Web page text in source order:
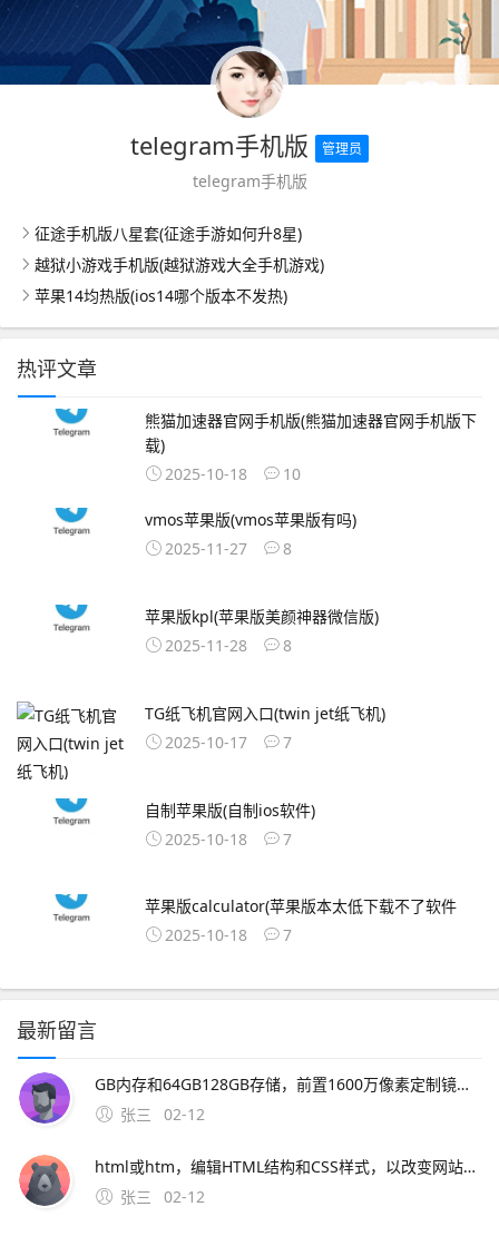
telegram手机版 管理员
telegram手机版
征途手机版八星套(征途手游如何升8星)
越狱小游戏手机版(越狱游戏大全手机游戏)
苹果14均热版(ios14哪个版本不发热)
热评文章
熊猫加速器官网手机版(熊猫加速器官网手机版下
载)
2025-10-18
10
vmos苹果版(vmos苹果版有吗)
2025-11-27
8
苹果版kpl(苹果版美颜神器微信版)
2025-11-28
8
TG纸飞机官网入口(twin jet纸飞机)
2025-10-17
7
自制苹果版(自制ios软件)
2025-10-18
7
苹果版calculator(苹果版本太低下载不了软件
2025-10-18
7
最新留言
GB内存和64GB128GB存储，前置1600万像素定制镜头，电池容量为4000mAh这款新机的上市将进一步丰富魅族的产品线，满足更多消费者。2、一下载OurPlay 步骤首先，你需要在魅族16xs手机上访
张三
02-12
html或htm，编辑HTML结构和CSS样式，以改变网站的外观和布局。
张三
02-12